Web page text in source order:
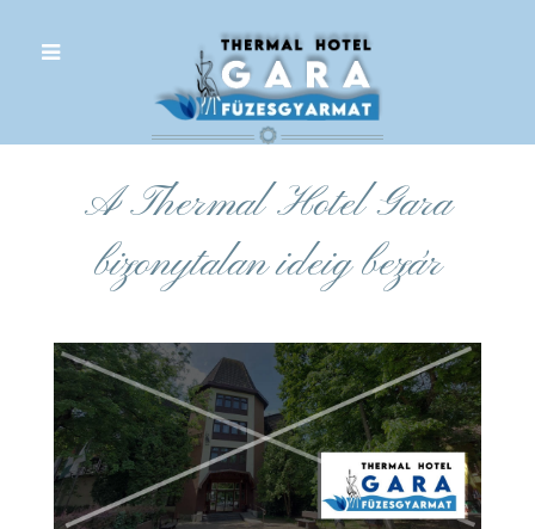
A Thermal Hotel Gara
bizonytalan ideig bezár